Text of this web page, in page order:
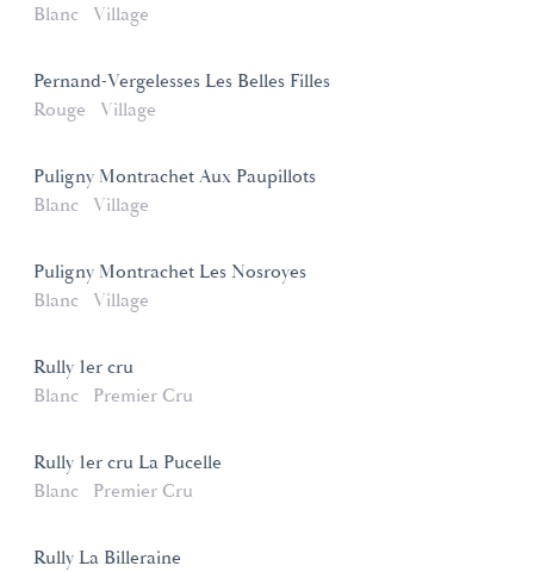
Blanc
Village
Pernand-Vergelesses Les Belles Filles
Rouge
Village
Puligny Montrachet Aux Paupillots
Blanc
Village
Puligny Montrachet Les Nosroyes
Blanc
Village
Rully 1er cru
Blanc
Premier Cru
Rully 1er cru La Pucelle
Blanc
Premier Cru
Rully La Billeraine